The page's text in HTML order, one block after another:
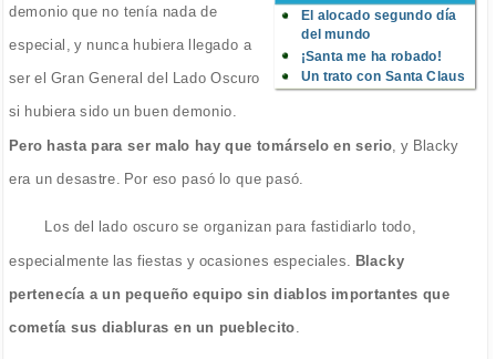
El alocado segundo día
del mundo
¡Santa me ha robado!
Un trato con Santa Claus
demonio que no tenía nada de
especial, y nunca hubiera llegado a
ser el Gran General del Lado Oscuro
si hubiera sido un buen demonio.
Pero hasta para ser malo hay que tomárselo en serio , y Blacky
era un desastre. Por eso pasó lo que pasó.
Los del lado oscuro se organizan para fastidiarlo todo,
especialmente las fiestas y ocasiones especiales. Blacky
pertenecía a un pequeño equipo sin diablos importantes que
cometía sus diabluras en un pueblecito